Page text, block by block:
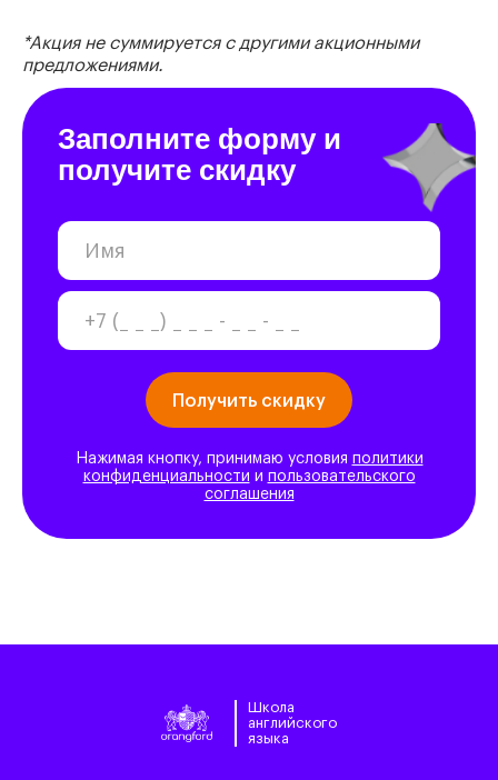
*Акция не суммируется с другими акционными
предложениями.
Заполните форму и
получите скидку
Нажимая кнопку, принимаю условия политики
конфиденциальности и пользовательского
соглашения
Школа
английского
языка